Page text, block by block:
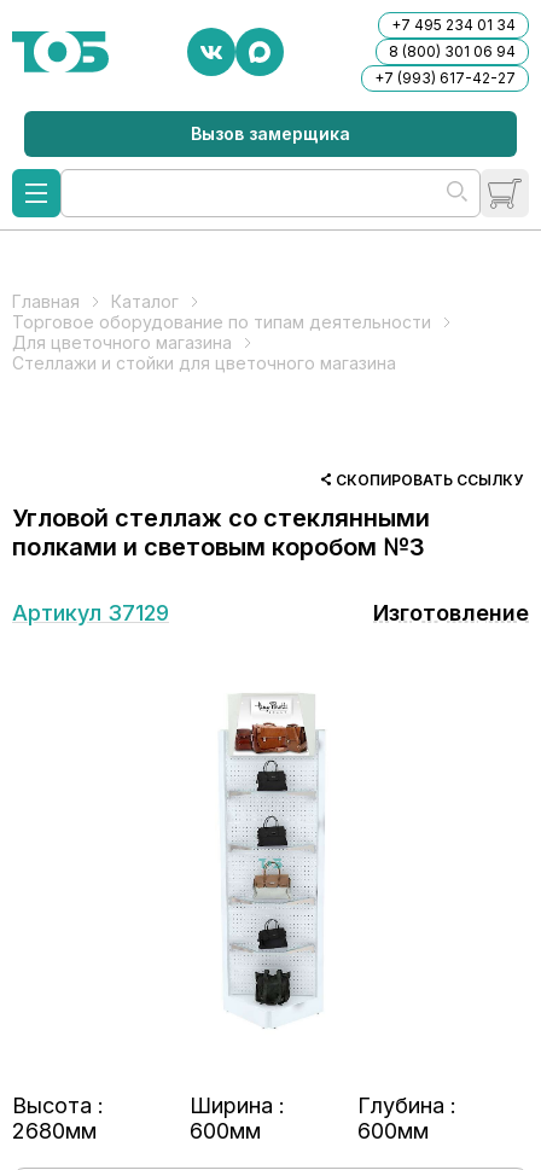
+7 495 234 01 34
8 (800) 301 06 94
+7 (993) 617-42-27
Вызов замерщика
Главная
Каталог
Торговое оборудование по типам деятельности
Для цветочного магазина
Стеллажи и стойки для цветочного магазина
СКОПИРОВАТЬ ССЫЛКУ
Угловой стеллаж со стеклянными
полками и световым коробом №3
Артикул 37129 Изготовление
Высота :
2680мм
Ширина :
600мм
Глубина :
600мм